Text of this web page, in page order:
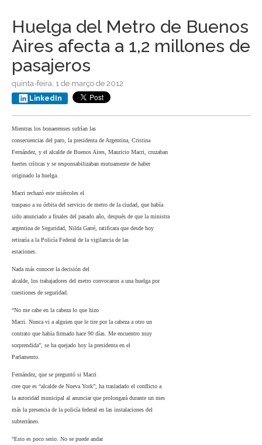
Huelga del Metro de Buenos
Aires afecta a 1,2 millones de
pasajeros
quinta-feira, 1 de março de 2012
LinkedIn
Mientras los bonaerenses sufrían las
consecuencias del paro, la presidenta de Argentina, Cristina
Fernández, y el alcalde de Buenos Aires, Mauricio Macri, cruzaban
fuertes críticas y se responsabilizaban mutuamente de haber
originado la huelga.
Macri rechazó este miércoles el
traspaso a su órbita del servicio de metro de la ciudad, que había
sido anunciado a finales del pasado año, después de que la ministra
argentina de Seguridad, Nilda Garré, ratificara que desde hoy
retiraría a la Policía Federal de la vigilancia de las
estaciones.
Nada más conocer la decisión del
alcalde, los trabajadores del metro convocaron a una huelga por
cuestiones de seguridad.
“No me cabe en la cabeza lo que hizo
Macri. Nunca vi a alguien que le tire por la cabeza a otro un
contrato que había firmado hace 90 días. Me encuentro muy
sorprendida”, se ha quejado hoy la presidenta en el
Parlamento.
Fernández, que se preguntó si Macri
cree que es “alcalde de Nueva York”, ha trasladado el conflicto a
la autoridad municipal al anunciar que prolongará durante un mes
más la presencia de la policía federal en las instalaciones del
subterráneo.
“Esto es poco serio. No se puede andar